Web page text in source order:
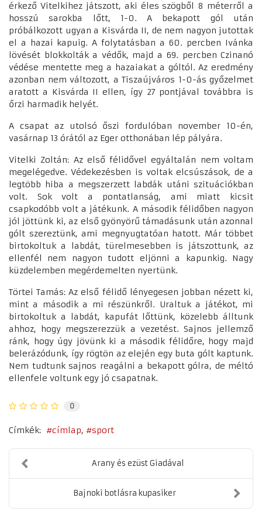
érkező Vitelkihez játszott, aki éles szögből 8 méterről a
hosszú sarokba lőtt, 1-0. A bekapott gól után
próbálkozott ugyan a Kisvárda II, de nem nagyon jutottak
el a hazai kapuig. A folytatásban a 60. percben Ivánka
lövését blokkolták a védők, majd a 69. percben Czinanó
védése mentette meg a hazaiakat a góltól. Az eredmény
azonban nem változott, a Tiszaújváros 1-0-ás győzelmet
aratott a Kisvárda II ellen, így 27 pontjával továbbra is
őrzi harmadik helyét.
A csapat az utolsó őszi fordulóban november 10-én,
vasárnap 13 órától az Eger otthonában lép pályára.
Vitelki Zoltán: Az első félidővel egyáltalán nem voltam
megelégedve. Védekezésben is voltak elcsúszások, de a
legtöbb hiba a megszerzett labdák utáni szituációkban
volt. Sok volt a pontatlanság, ami miatt kicsit
csapkodóbb volt a játékunk. A második félidőben nagyon
jól jöttünk ki, az első gyönyörű támadásunk után azonnal
gólt szereztünk, ami megnyugtatóan hatott. Már többet
birtokoltuk a labdát, türelmesebben is játszottunk, az
ellenfél nem nagyon tudott eljönni a kapunkig. Nagy
küzdelemben megérdemelten nyertünk.
Törtei Tamás: Az első félidő lényegesen jobban nézett ki,
mint a második a mi részünkről. Uraltuk a játékot, mi
birtokoltuk a labdát, kapufát lőttünk, közelebb álltunk
ahhoz, hogy megszerezzük a vezetést. Sajnos jellemző
ránk, hogy úgy jövünk ki a második félidőre, hogy majd
belerázódunk, így rögtön az elején egy buta gólt kaptunk.
Nem tudtunk sajnos reagálni a bekapott gólra, de méltó
ellenfele voltunk egy jó csapatnak.
0
Címkék: címlap sport
Arany és ezüst Giadával
Bajnoki botlásra kupasiker